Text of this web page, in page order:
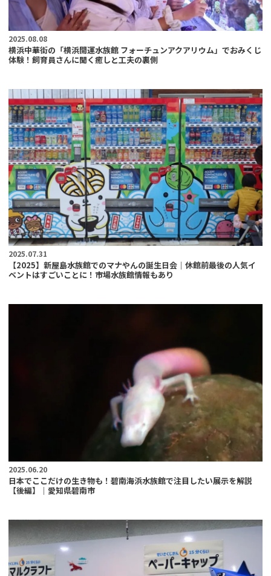
2025.08.08
横浜中華街の「横浜開運水族館 フォーチュンアクアリウム」でおみくじ
体験！飼育員さんに聞く癒しと工夫の裏側
2025.07.31
【2025】新屋島水族館でのマナやんの誕生日会｜休館前最後の人気イ
ベントはすごいことに！市場水族館情報もあり
2025.06.20
日本でここだけの生き物も！碧南海浜水族館で注目したい展示を解説
【後編】｜愛知県碧南市